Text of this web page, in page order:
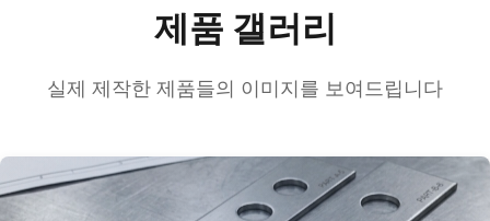
제품 갤러리
실제 제작한 제품들의 이미지를 보여드립니다